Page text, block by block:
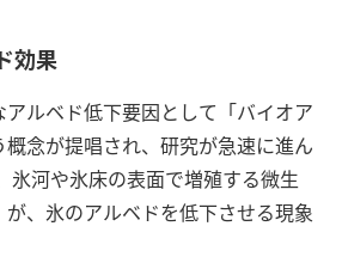
効果
ルベド低下要因として「バイオア
念が提唱され、研究が急速に進ん
氷河や氷床の表面で増殖する微生
、氷のアルベドを低下させる現象